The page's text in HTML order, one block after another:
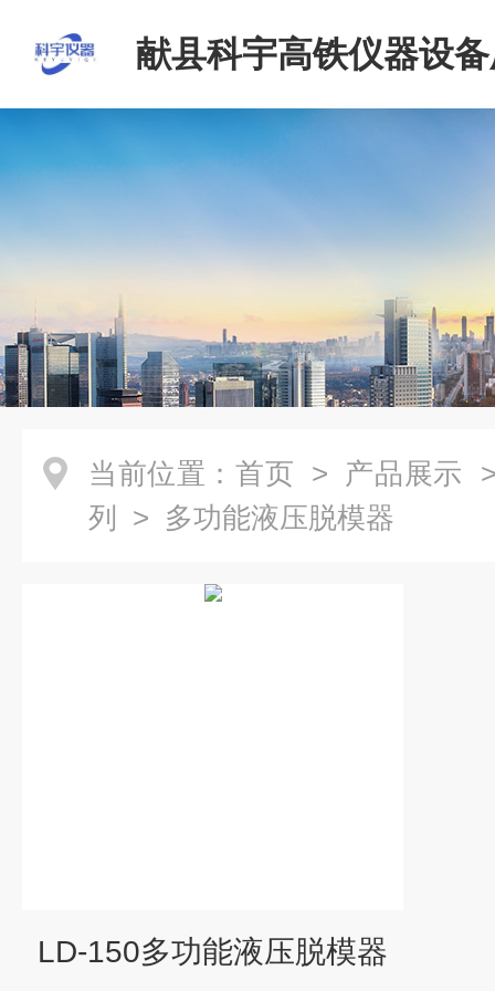
献县科宇高铁仪器设
当前位置： 首页 > 产品展示
列
> 多功能液压脱模器
LD-150多功能液压脱模器